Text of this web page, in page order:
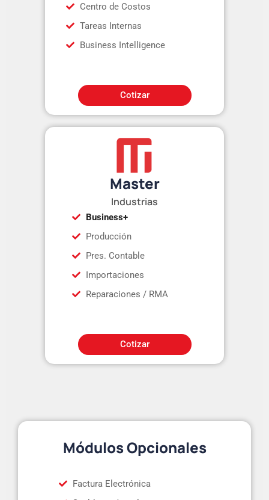
Centro de Costos
Tareas Internas
Business Intelligence
Cotizar
Master
Industrias
Business+
Producción
Pres. Contable
Importaciones
Reparaciones / RMA
Cotizar
Módulos Opcionales
Factura Electrónica